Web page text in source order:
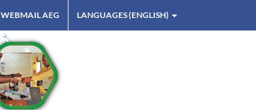
WEBMAIL AEG LANGUAGES (ENGLISH)